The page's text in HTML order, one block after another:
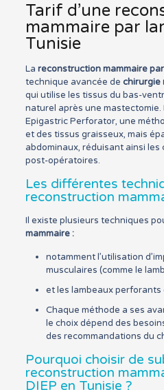
Tarif d’une
mammaire par
Tunisie
La reconstruction mammaire
technique avancée de chirurgie
qui utilise les tissus du bas-
naturel après une mastectomie.
Epigastric Perforator, une
et des tissus graisseux, mais
abdominaux, réduisant ainsi
post-opératoires.
Les différentes
reconstruction
Il existe plusieurs techniques
mammaire :
notamment l’utilisation
musculaires (comme le
et les lambeaux perforants
Chaque méthode a ses
le choix dépend des
des recommandations du
Pourquoi choisir de
reconstruction
DIEP en Tunisie ?